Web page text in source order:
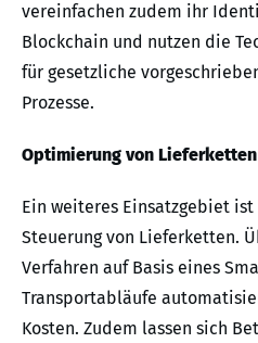
vereinfachen zudem ihr
Blockchain und nutzen die
für gesetzliche
Prozesse.
Optimierung von Lieferketten
Ein weiteres Einsatzgebiet
Steuerung von Lieferketten.
Verfahren auf Basis eines
Transportabläufe
Kosten. Zudem lassen sich